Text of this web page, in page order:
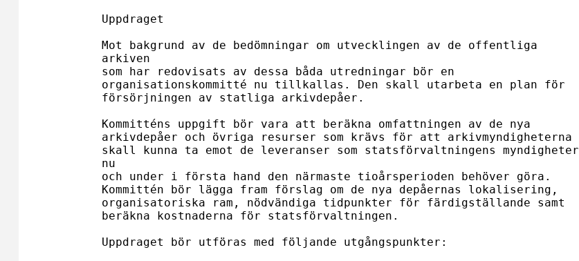
Uppdraget
Mot bakgrund av de bedömningar om utvecklingen av de offentliga
arkiven
som har redovisats av dessa båda utredningar bör en
organisationskommitté nu tillkallas. Den skall utarbeta en plan för
försörjningen av statliga arkivdepåer.
Kommitténs uppgift bör vara att beräkna omfattningen av de nya
arkivdepåer och övriga resurser som krävs för att arkivmyndigheterna
skall kunna ta emot de leveranser som statsförvaltningens myndigheter
nu
och under i första hand den närmaste tioårsperioden behöver göra.
Kommittén bör lägga fram förslag om de nya depåernas lokalisering,
organisatoriska ram, nödvändiga tidpunkter för färdigställande samt
beräkna kostnaderna för statsförvaltningen.
Uppdraget bör utföras med följande utgångspunkter: